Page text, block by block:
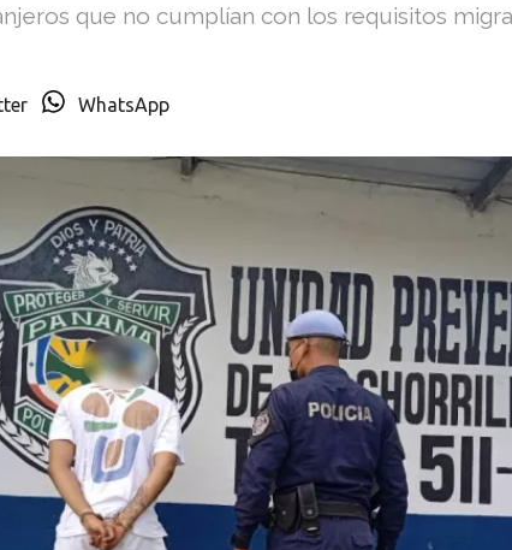
que no cumplían con los requisitos
WhatsApp